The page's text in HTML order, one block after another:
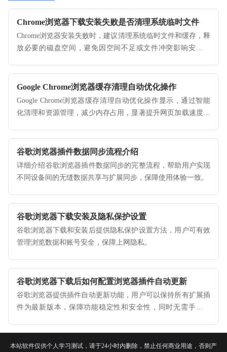
Chrome浏览器下载安装失败是否清理系统临时文件
Chrome浏览器安装失败时，建议清理系统临时文件和缓存，释
放必要的磁盘空间，避免因空间不足或文件冲突影响安装流
Google Chrome浏览器缓存清理自动优化操作
Google Chrome浏览器缓存清理自动优化操作显示，通过智能
化清理和资源管理，减少内存占用，显著提升网页加载速度和
谷歌浏览器插件数据同步流程介绍
详细介绍谷歌浏览器插件数据同步的完整流程，帮助用户实现
不同设备间的无缝数据共享与扩展同步，保障使用体验一致。
谷歌浏览器下载安装及隐私保护设置
谷歌浏览器下载和安装后提供隐私保护设置方法，用户可有效
管理浏览数据和账号安全，保障上网隐私。
谷歌浏览器下载后如何配置浏览器插件自动更新
谷歌浏览器提供插件自动更新功能，用户可以保持所有扩展插
件为最新版本，保障功能稳定性和安全性，同时无需手动更
本站软件仅供个人学习测试，请于24小时内删除，禁止任何商业用途，否则产